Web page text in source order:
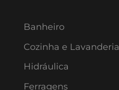
Banheiro
Cozinha e Lavanderia
Hidráulica
Ferragens